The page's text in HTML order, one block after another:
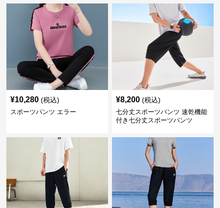
¥10,280 (税込)
スポーツパンツ エラー
¥8,200 (税込)
七分丈スポーツパンツ 速乾機能
付き七分丈スポーツパンツ